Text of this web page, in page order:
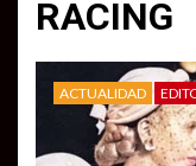
RACING
ACTUALIDAD